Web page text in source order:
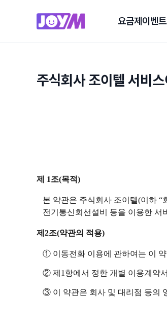
요금제 이벤트
주식회사 조이텔 서비
제 1조(목적)
본 약관은 주식회사 조이텔(이하
전기통신회선설비 등을 이용한 서
제2조(약관의 적용)
① 이동전화 이용에 관하여는 이
② 제1항에서 정한 개별 이용계약
③ 이 약관은 회사 및 대리점 등의